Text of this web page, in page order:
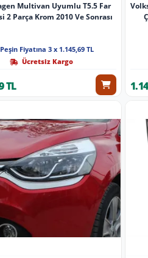
Multivan Uyumlu T5.5 Far
2 Parça Krom 2010 Ve Sonrası
Peşin Fiyatına 3 x 1.145,69 TL
Ücretsiz Kargo
TL